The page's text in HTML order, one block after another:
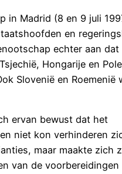
in Madrid (8 en 9 juli
en
echter aan dat
Hongarije en
Slovenië en Roemenië
ervan bewust dat het
niet kon verhinderen
maar maakte zich
van de voorbereidingen